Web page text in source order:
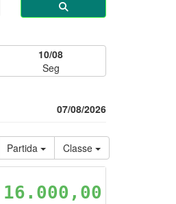
10/08
Seg
07/08/2026
Partida Classe
16.000,00